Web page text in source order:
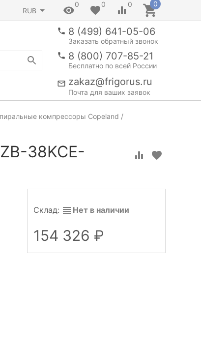
RUB
0 0 0 0
8 (499) 641-05-06
Заказать обратный звонок
8 (800) 707-85-21
Бесплатно по всей России
zakaz@frigorus.ru
Почта для ваших заявок
компрессоры Copeland
38KCE-
Склад: Нет в наличии
154 326